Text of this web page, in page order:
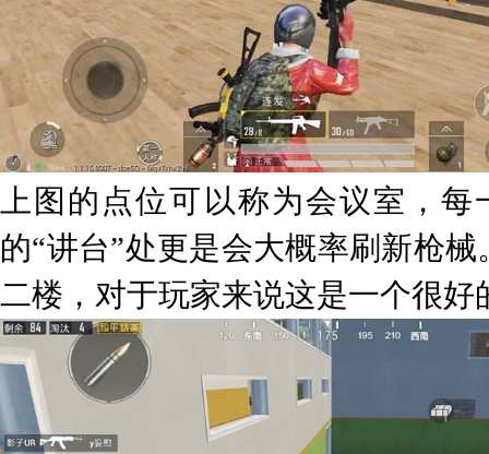
上图的点位可以称为会议室，
的“讲台”处更是会大概率刷新枪
二楼，对于玩家来说这是一个很好